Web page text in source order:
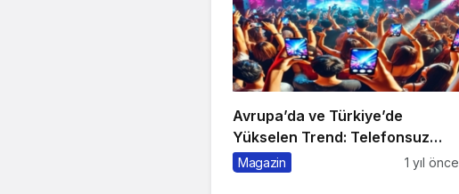
Avrupa’da ve Türkiye’de
Yükselen Trend: Telefonsuz
Gece Kulüpleri
Magazin 1 yıl önce